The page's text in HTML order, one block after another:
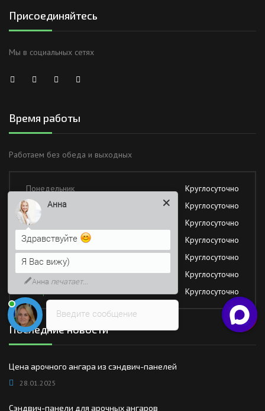
Присоединяйтесь
Мы в социальных сетях
Время работы
Работаем без обеда и выходных
Понедельник
Круглосуточно
Вторник
Круглосуточно
Среда
Круглосуточно
Четверг
Круглосуточно
Пятница
Круглосуточно
Суббота
Круглосуточно
Круглосуточно
Последние новости
Цена арочного ангара из сэндвич-панелей
28.01.2025
Сэндвич-панели для арочных ангаров
Введите сообщение
Анна
Здравствуйте
Я Вас вижу)
Анна печатает...